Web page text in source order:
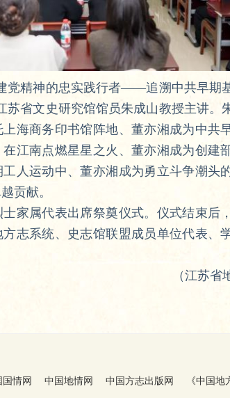
精神的忠实践行者——追溯中共早期
苏省文史研究馆馆员朱成山教授主讲。
海商务印书馆阵地、董亦湘成为中共
江南点燃星星之火、董亦湘成为创建
人运动中、董亦湘成为勇立斗争潮头
贡献。
属代表出席祭奠仪式。仪式结束后
志系统、史志馆联盟成员单位代表、
（江苏省地
国情网 中国地情网 中国方志出版网 《中国地